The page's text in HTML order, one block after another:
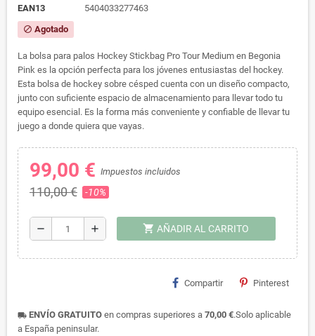
EAN13
5404033277463
block Agotado
La bolsa para palos Hockey Stickbag Pro Tour Medium en Begonia
Pink es la opción perfecta para los jóvenes entusiastas del hockey.
Esta bolsa de hockey sobre césped cuenta con un diseño compacto,
junto con suficiente espacio de almacenamiento para llevar todo tu
equipo esencial. Es la forma más conveniente y confiable de llevar tu
juego a donde quiera que vayas.
99,00 € Impuestos incluidos
110,00 € -10%
remove add shopping_cart AÑADIR AL CARRITO
Compartir Pinterest
local_shipping ENVÍO GRATUITO en compras superiores a 70,00 €.Solo aplicable
a España peninsular.